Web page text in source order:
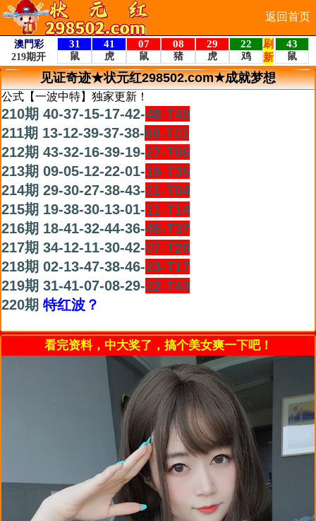
返回首页
见证奇迹★状元红298502.com★成就梦想
公式【一波中特】独家更新！
210期 40-37-15-17-42-48-T49
211期 13-12-39-37-38-08-T01
212期 43-32-16-39-19-27-T06
213期 09-05-12-22-01-15-T35
214期 29-30-27-38-43-31-T04
215期 19-38-30-13-01-11-T14
216期 18-41-32-44-36-45-T37
217期 34-12-11-30-42-07-T26
218期 02-13-47-38-46-23-T17
219期 31-41-07-08-29-22-T43
220期 特红波？
看完资料，中大奖了，搞个美女爽一下吧！